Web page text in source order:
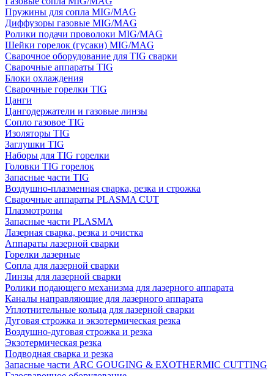
Пружины для сопла MIG/MAG
Диффузоры газовые MIG/MAG
Ролики подачи проволоки MIG/MAG
Шейки горелок (гусаки) MIG/MAG
Сварочное оборудование для TIG сварки
Сварочные аппараты TIG
Блоки охлаждения
Сварочные горелки TIG
Цанги
Цангодержатели и газовые линзы
Сопло газовое TIG
Изоляторы TIG
Заглушки TIG
Наборы для TIG горелки
Головки TIG горелок
Запасные части TIG
Воздушно-плазменная сварка, резка и строжка
Сварочные аппараты PLASMA CUT
Плазмотроны
Запасные части PLASMA
Лазерная сварка, резка и очистка
Аппараты лазерной сварки
Горелки лазерные
Сопла для лазерной сварки
Линзы для лазерной сварки
Ролики подающего механизма для лазерного аппарата
Каналы направляющие для лазерного аппарата
Уплотнительные кольца для лазерной сварки
Дуговая строжка и экзотермическая резка
Воздушно-дуговая строжка и резка
Экзотермическая резка
Подводная сварка и резка
Запасные части ARC GOUGING & EXOTHERMIC CUTTING